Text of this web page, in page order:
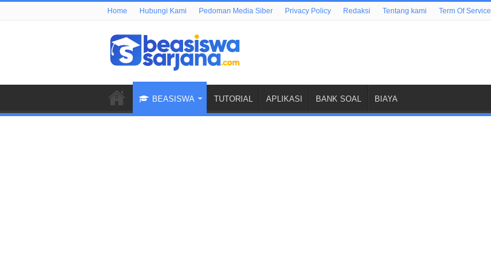
Home Hubungi Kami Pedoman Media Siber Privacy Policy Redaksi Tentang kami Term Of Service
BEASISWA TUTORIAL APLIKASI BANK SOAL BIAYA